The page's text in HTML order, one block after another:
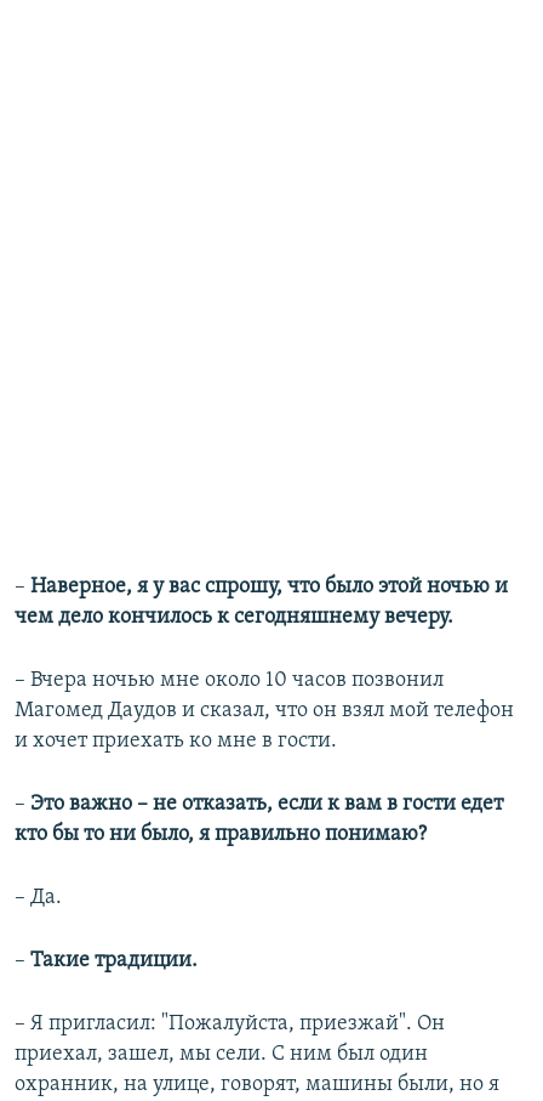
–​ Наверное, я у вас спрошу, что было этой ночью и
чем дело кончилось к сегодняшнему вечеру.
– Вчера ночью мне около 10 часов позвонил
Магомед Даудов и сказал, что он взял мой телефон
и хочет приехать ко мне в гости.
–​ Это важно – не отказать, если к вам в гости едет
кто бы то ни было, я правильно понимаю?
– Да.
–​ Такие традиции.
– Я пригласил: "Пожалуйста, приезжай". Он
приехал, зашел, мы сели. С ним был один
охранник, на улице, говорят, машины были, но я